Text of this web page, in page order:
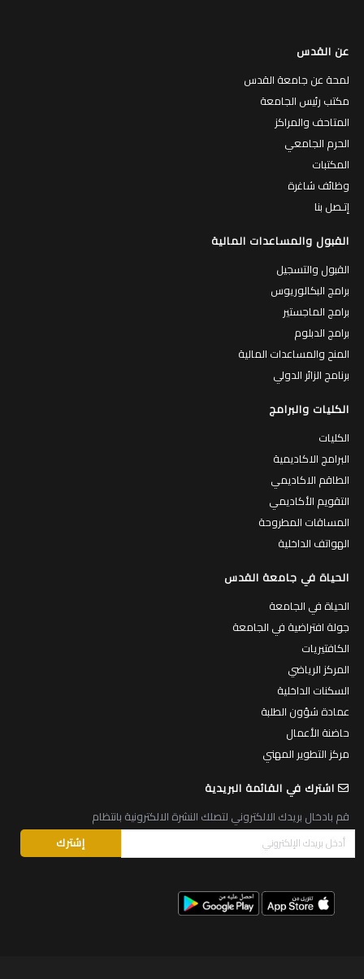
عن القدس
لمحة عن جامعة القدس
مكتب رئيس الجامعة
المتاحف والمراكز
الحرم الجامعي
المكتبات
وظائف شاغرة
إتـصل بنا
القبول والمساعدات المالية
القبول والتسجيل
برامج البكالوريوس
برامج الماجستير
برامج الدبلوم
المنح والمساعدات المالية
برنامج الزائر الدولي
الكليات والبرامج
الكليات
البرامج الاكاديمية
الطاقم الاكاديمي
التقويم الأكاديمي
المساقات المطروحة
الهواتف الداخلية
الحياة في جامعة القدس
الحياة في الجامعة
جولة افتراضية في الجامعة
الكافتيريات
المركز الرياضي
السكنات الداخلية
عمادة شؤون الطلبة
حاضنة الأعمال
مركز التطوير المهني
اشترك في القائمة البريدية
قم بادخال بريدك الالكتروني لتصلك النشرة الالكترونية بانتظام